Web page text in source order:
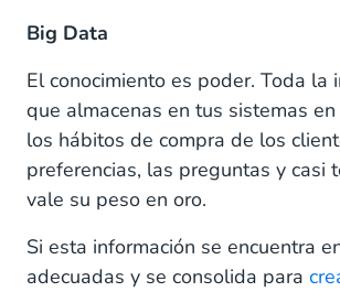
Big Data
El conocimiento es poder. Toda la
que almacenas en tus sistemas
los hábitos de compra de los
preferencias, las preguntas y casi
vale su peso en oro.
Si esta información se encuentra
adecuadas y se consolida para